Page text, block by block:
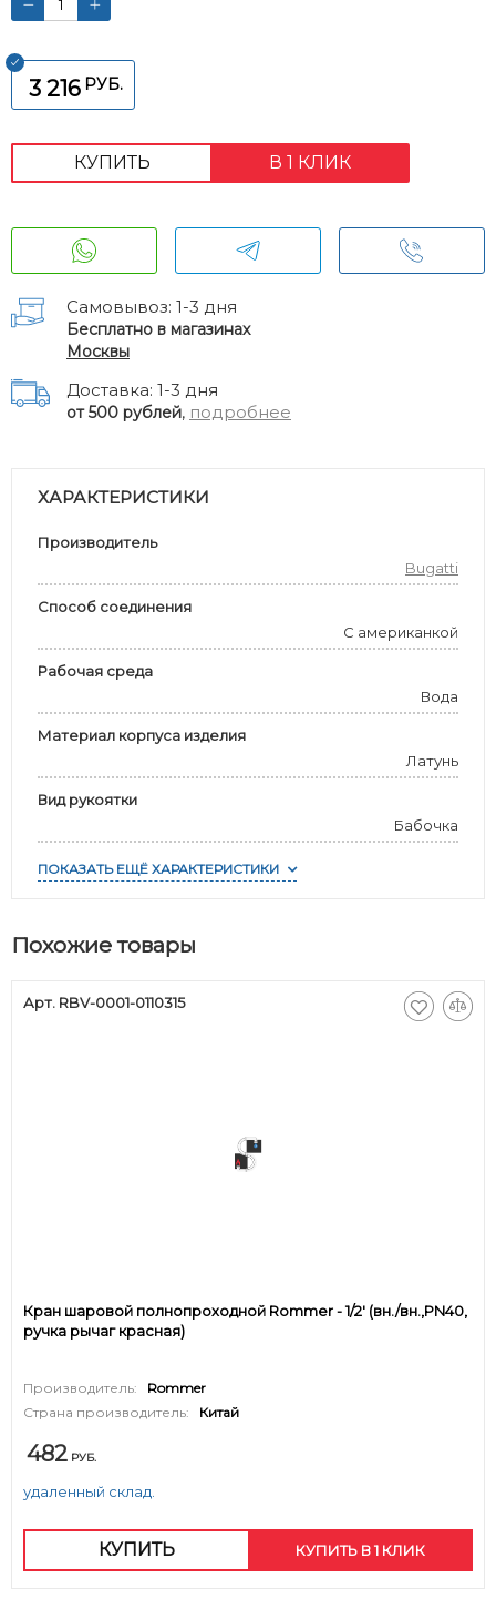
3 216 РУБ.
КУПИТЬ В 1 КЛИК
Самовывоз: 1-3 дня
Бесплатно в магазинах
Москвы
Доставка: 1-3 дня
от 500 рублей, подробнее
ХАРАКТЕРИСТИКИ
Производитель
Bugatti
Способ соединения
С американкой
Рабочая среда
Вода
Материал корпуса изделия
Латунь
Вид рукоятки
Бабочка
ПОКАЗАТЬ ЕЩЁ ХАРАКТЕРИСТИКИ
Похожие товары
Арт. RBV-0001-0110315
Кран шаровой полнопроходной Rommer - 1/2' (вн./вн.,PN40,
ручка рычаг красная)
Производитель:
Rommer
Страна производитель:
Китай
482 РУБ.
удаленный склад.
КУПИТЬ КУПИТЬ В 1 КЛИК